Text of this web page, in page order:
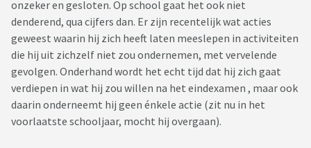
onzeker en gesloten. Op school gaat het ook niet
denderend, qua cijfers dan. Er zijn recentelijk wat acties
geweest waarin hij zich heeft laten meeslepen in activiteiten
die hij uit zichzelf niet zou ondernemen, met vervelende
gevolgen. Onderhand wordt het echt tijd dat hij zich gaat
verdiepen in wat hij zou willen na het eindexamen , maar ook
daarin onderneemt hij geen énkele actie (zit nu in het
voorlaatste schooljaar, mocht hij overgaan).